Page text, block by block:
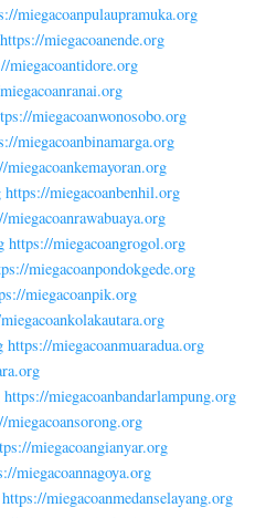
miegacoanpulaupramuka.org
https://miegacoanende.org
miegacoantidore.org
miegacoanwonosobo.org
miegacoanbinamarga.org
miegacoankemayoran.org
https://miegacoanbenhil.org
miegacoanrawabuaya.org
https://miegacoangrogol.org
miegacoanpondokgede.org
miegacoanpik.org
https://miegacoanmuaradua.org
https://miegacoanbandarlampung.org
miegacoansorong.org
miegacoangianyar.org
miegacoannagoya.org
https://miegacoanmedanselayang.org